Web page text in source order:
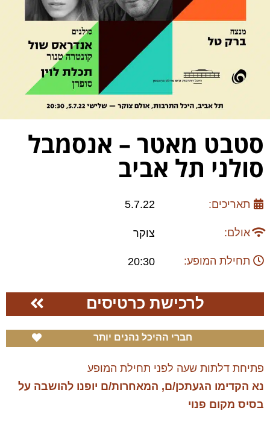
סטבט מאטר – אנסמבל
סולני תל אביב
תאריכים: 5.7.22
אולם: צוקר
תחילת המופע: 20:30
לרכישת כרטיסים
חברי ההיכל נהנים יותר
פתיחת דלתות שעה לפני תחילת המופע
נא הקדימו הגעתכן/ם, המאחרות/ם יופנו להושבה על
בסיס מקום פנוי